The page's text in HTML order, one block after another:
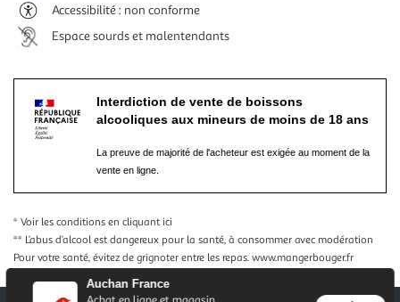
Auchan France
Accessibilité : non conforme
Espace sourds et malentendants
Interdiction de vente de boissons
alcooliques aux mineurs de moins de 18 ans
La preuve de majorité de l'acheteur est exigée au moment de la
vente en ligne.
* Voir les conditions en cliquant ici
** L’abus d’alcool est dangereux pour la santé, à consommer avec modération
Pour votre santé, évitez de grignoter entre les repas. www.mangerbouger.fr